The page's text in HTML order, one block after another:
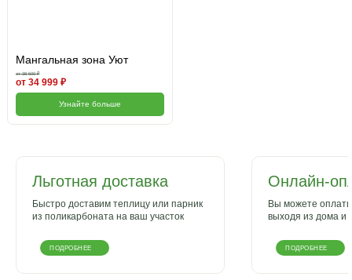
Мангальная зона Уют
от 38 500 ₽
от 34 999 ₽
Узнайте больше
Льготная доставка
Быстро доставим теплицу или парник
из поликарбоната на ваш участок
ПОДРОБНЕЕ
Онлайн-
Вы можете
выходя из дома и
ПОДРОБНЕЕ